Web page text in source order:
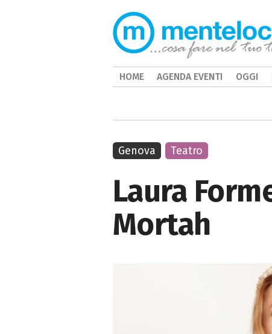
Laura
Mortah
Genova Teatro
HOME AGENDA EVENTI OGGI